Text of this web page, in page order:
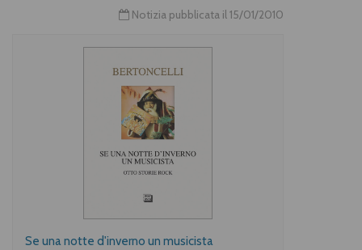
Notizia pubblicata il 15/01/2010
Se una notte d'inverno un musicista